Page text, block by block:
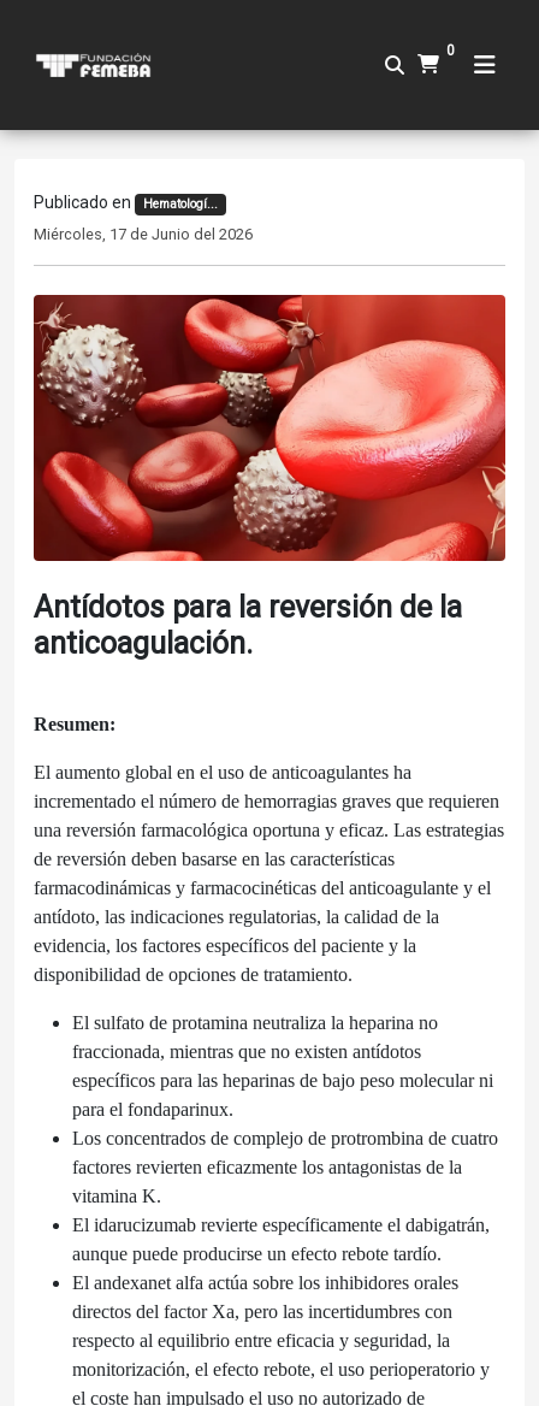
0
Publicado en Hematologí...
Miércoles, 17 de Junio del 2026
Antídotos para la reversión de la
anticoagulación.
Resumen:
El aumento global en el uso de anticoagulantes ha
incrementado el número de hemorragias graves que requieren
una reversión farmacológica oportuna y eficaz. Las estrategias
de reversión deben basarse en las características
farmacodinámicas y farmacocinéticas del anticoagulante y el
antídoto, las indicaciones regulatorias, la calidad de la
evidencia, los factores específicos del paciente y la
disponibilidad de opciones de tratamiento.
El sulfato de protamina neutraliza la heparina no
fraccionada, mientras que no existen antídotos
específicos para las heparinas de bajo peso molecular ni
para el fondaparinux.
Los concentrados de complejo de protrombina de cuatro
factores revierten eficazmente los antagonistas de la
vitamina K.
El idarucizumab revierte específicamente el dabigatrán,
aunque puede producirse un efecto rebote tardío.
El andexanet alfa actúa sobre los inhibidores orales
directos del factor Xa, pero las incertidumbres con
respecto al equilibrio entre eficacia y seguridad, la
monitorización, el efecto rebote, el uso perioperatorio y
el coste han impulsado el uso no autorizado de